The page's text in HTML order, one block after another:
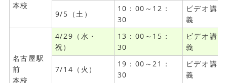
本校
9/5（土）
10：00～12：
30
ビデオ講
義
名古屋駅
前
本校
4/29（水・
祝）
13：00～15：
30
ビデオ講
義
7/14（火）
19：00～21：
30
ビデオ講
義